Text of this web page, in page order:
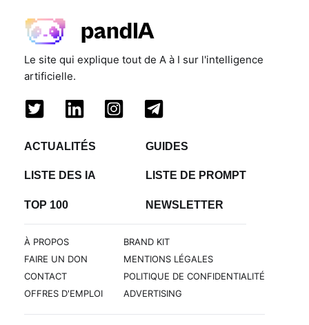
Le site qui explique tout de A à I sur l'intelligence
artificielle.
ACTUALITÉS GUIDES
LISTE DES IA LISTE DE PROMPT
TOP 100 NEWSLETTER
À PROPOS
FAIRE UN DON
CONTACT
OFFRES D'EMPLOI
BRAND KIT
MENTIONS LÉGALES
POLITIQUE DE CONFIDENTIALITÉ
ADVERTISING